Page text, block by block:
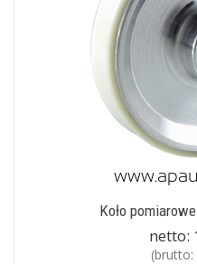
Koło
netto:
(brutto: